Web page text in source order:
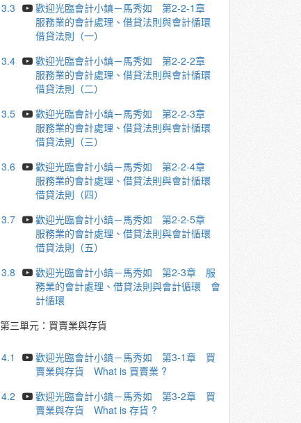
3.3
歡迎光臨會計小鎮－馬秀如 第2-2-1章
服務業的會計處理、借貸法則與會計循環
借貸法則（一）
3.4
歡迎光臨會計小鎮－馬秀如 第2-2-2章
服務業的會計處理、借貸法則與會計循環
借貸法則（二）
3.5
歡迎光臨會計小鎮－馬秀如 第2-2-3章
服務業的會計處理、借貸法則與會計循環
借貸法則（三）
3.6
歡迎光臨會計小鎮－馬秀如 第2-2-4章
服務業的會計處理、借貸法則與會計循環
借貸法則（四）
3.7
歡迎光臨會計小鎮－馬秀如 第2-2-5章
服務業的會計處理、借貸法則與會計循環
借貸法則（五）
3.8
歡迎光臨會計小鎮－馬秀如 第2-3章 服
務業的會計處理、借貸法則與會計循環 會
計循環
第三單元：買賣業與存貨
4.1
歡迎光臨會計小鎮－馬秀如 第3-1章 買
賣業與存貨 What is 買賣業 ?
4.2
歡迎光臨會計小鎮－馬秀如 第3-2章 買
賣業與存貨 What is 存貨 ?